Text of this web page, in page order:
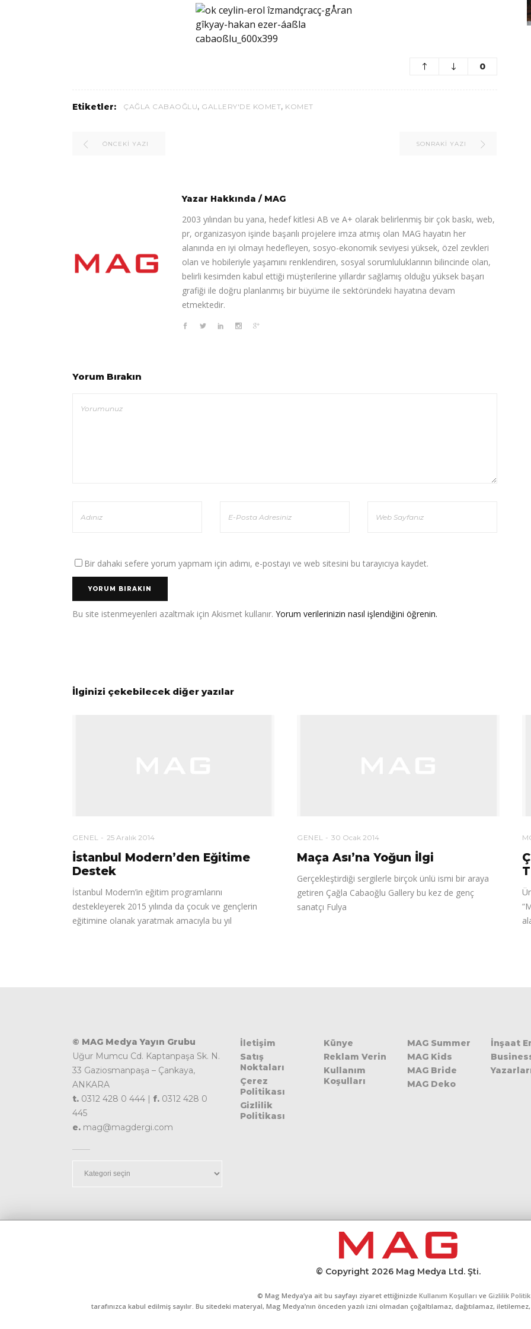
0
Etiketler: ÇAĞLA CABAOĞLU, GALLERY'DE KOMET, KOMET
ÖNCEKI YAZI SONRAKI YAZI
Yazar Hakkında / MAG
2003 yılından bu yana, hedef kitlesi AB ve A+ olarak belirlenmiş bir çok baskı, web,
pr, organizasyon işinde başarılı projelere imza atmış olan MAG hayatın her
alanında en iyi olmayı hedefleyen, sosyo-ekonomik seviyesi yüksek, özel zevkleri
olan ve hobileriyle yaşamını renklendiren, sosyal sorumluluklarının bilincinde olan,
belirli kesimden kabul ettiği müşterilerine yıllardır sağlamış olduğu yüksek başarı
grafiği ile doğru planlanmış bir büyüme ile sektöründeki hayatına devam
etmektedir.
Yorum Bırakın
Bir dahaki sefere yorum yapmam için adımı, e-postayı ve web sitesini bu tarayıcıya kaydet.
Bu site istenmeyenleri azaltmak için Akismet kullanır. Yorum verilerinizin nasıl işlendiğini öğrenin.
İlginizi çekebilecek diğer yazılar
GENEL 25 Aralık 2014
İstanbul Modern’den Eğitime
Destek
İstanbul Modern’in eğitim programlarını
destekleyerek 2015 yılında da çocuk ve gençlerin
eğitimine olanak yaratmak amacıyla bu yıl
GENEL 30 Ocak 2014
Maça Ası’na Yoğun İlgi
Gerçekleştirdiği sergilerle birçok ünlü ismi bir araya
getiren Çağla Cabaoğlu Gallery bu kez de genç
sanatçı Fulya
© MAG Medya Yayın Grubu
Uğur Mumcu Cd. Kaptanpaşa Sk. N.
33 Gaziosmanpaşa – Çankaya,
ANKARA
t. 0312 428 0 444 | f. 0312 428 0
445
e. mag@magdergi.com
İletişim
Satış
Noktaları
Çerez
Politikası
Gizlilik
Politikası
Künye
Reklam Verin
Kullanım
Koşulları
MAG Summer
MAG Kids
MAG Bride
MAG Deko
İnşaat
© Copyright 2026 Mag Medya Ltd. Şti.
© Mag Medya’ya ait bu sayfayı ziyaret ettiğinizde Kullanım Koşulları ve Gizlilik
tarafınızca kabul edilmiş sayılır. Bu sitedeki materyal, Mag Medya’nın önceden yazılı izni olmadan çoğaltılamaz, dağıtılamaz,